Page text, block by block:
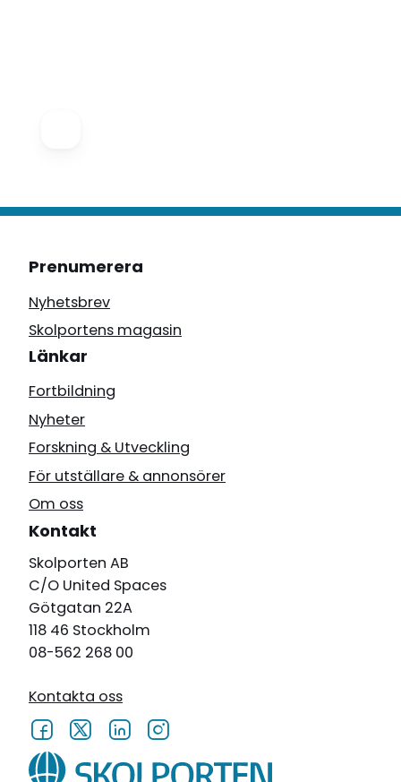
Prenumerera
Nyhetsbrev
Skolportens magasin
Länkar
Fortbildning
Nyheter
Forskning & Utveckling
För utställare & annonsörer
Om oss
Kontakt
Skolporten AB
C/O United Spaces
Götgatan 22A
118 46 Stockholm
08-562 268 00
Kontakta oss